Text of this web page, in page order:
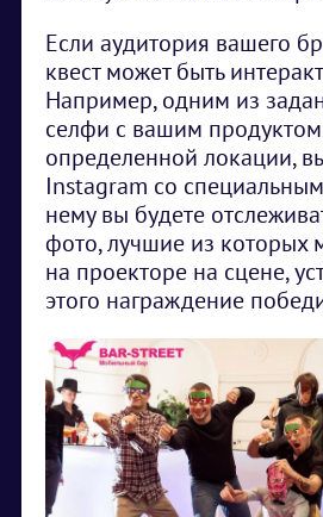
Если аудитория вашего
квест может быть
Например, одним из
селфи с вашим
определенной локации,
Instagram со
нему вы будете
фото, лучшие из которых
на проекторе на сцене,
этого награждение